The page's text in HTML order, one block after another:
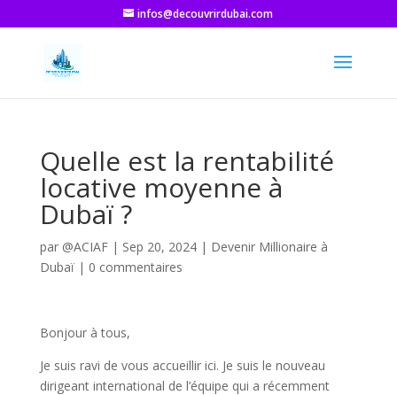
infos@decouvrirdubai.com
Quelle est la rentabilité
locative moyenne à
Dubaï ?
par @ACIAF| Sep 20, 2024| Devenir Millionaire à
Dubaï| 0 commentaires
Bonjour à tous,
Je suis ravi de vous accueillir ici. Je suis le nouveau
dirigeant international de l’équipe qui a récemment